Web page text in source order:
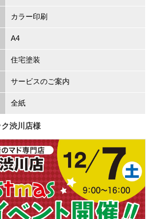
カラー印刷
A4
住宅塗装
サービスのご案内
全紙
渋川店様